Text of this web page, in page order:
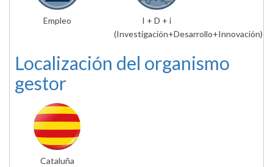
Empleo
I + D + i
(Investigación+Desarrollo+Innovación)
Localización del organismo
gestor
Cataluña